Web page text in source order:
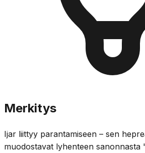
Merkitys
Ijar liittyy parantamiseen – sen
muodostavat lyhenteen